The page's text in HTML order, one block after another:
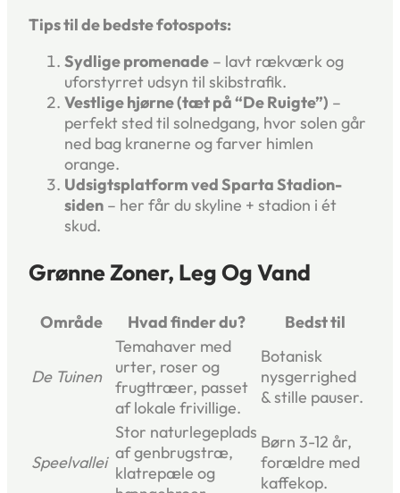
Tips til de bedste fotospots:
Sydlige promenade – lavt rækværk og
uforstyrret udsyn til skibstrafik.
Vestlige hjørne (tæt på “De Ruigte”) –
perfekt sted til solnedgang, hvor solen går
ned bag kranerne og farver himlen
orange.
Udsigtsplatform ved Sparta Stadion-
siden – her får du skyline + stadion i ét
skud.
Grønne Zoner, Leg Og Vand
Område Hvad finder du? Bedst til
De Tuinen
Temahaver med
urter, roser og
frugttræer, passet
af lokale frivillige.
Botanisk
nysgerrighed
& stille pauser.
Speelvallei
Stor naturlegeplads
af genbrugstræ,
klatrepæle og
Børn 3-12 år,
forældre med
kaffekop.